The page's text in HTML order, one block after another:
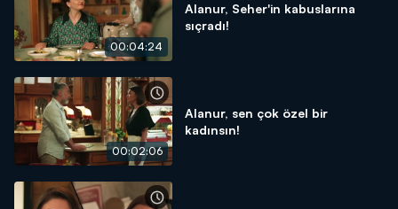
00:04:24
Alanur, Seher'in kabuslarına
sıçradı!
00:02:06
Alanur, sen çok özel bir
kadınsın!